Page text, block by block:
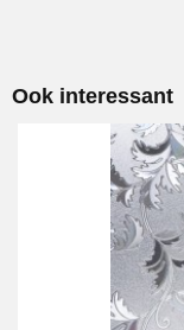
Ook interessant